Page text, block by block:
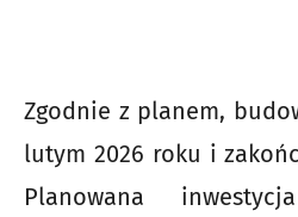
Zgodnie z planem,
lutym 2026 roku i
Planowana